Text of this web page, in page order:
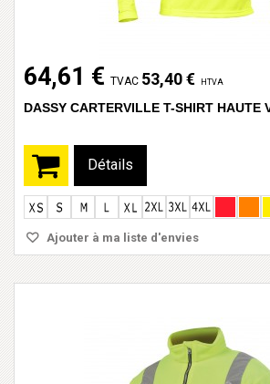
64,61 € TVAC 53,40 € HTVA
DASSY CARTERVILLE T-SHIRT HAUTE
Détails
Ajouter à ma liste d'envies